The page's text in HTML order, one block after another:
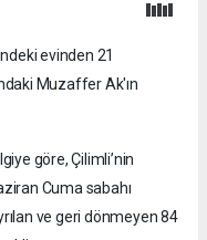
evinden 21
Muzaffer Ak'ın
göre, Çilimli’nin
Cuma sabahı
ve geri dönmeyen 84